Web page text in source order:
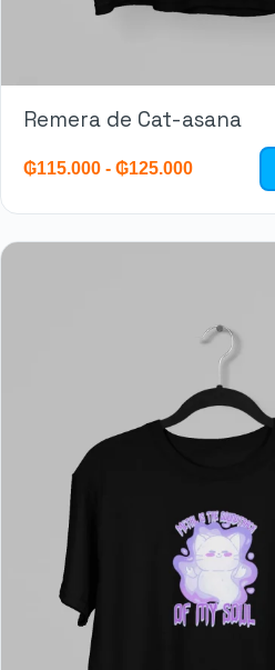
Remera de Cat-asana
₲115.000 - ₲125.000